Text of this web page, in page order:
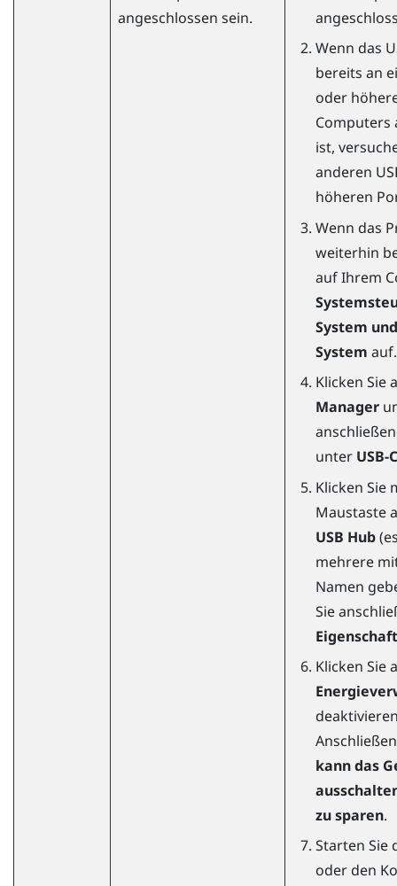
angeschlossen sein.
Wenn das
bereits an
oder
Computers
ist,
anderen
höheren
Wenn das
weiterhin
auf Ihrem
System
System auf.
Klicken Sie
Manager
unter
Klicken Sie
Maustaste
USB Hub
mehrere
Namen
Sie
Klicken Sie
kann das
zu sparen.
Starten Sie
oder den